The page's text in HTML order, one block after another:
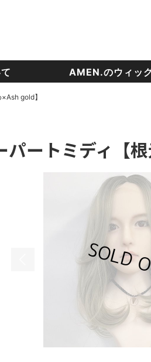
AMEN.のウィッ
gold】
ートミディ【